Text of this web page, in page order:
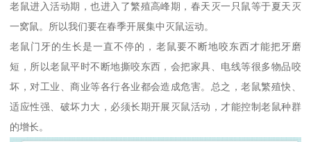
老鼠进入活动期，也进入了繁殖高峰期，春天灭一只鼠等于夏天灭
一窝鼠。所以我们要在春季开展集中灭鼠运动。
老鼠门牙的生长是一直不停的，老鼠要不断地咬东西才能把牙磨
短，所以老鼠平时不断地撕咬东西，会把家具、电线等很多物品咬
坏，对工业、商业等各行各业都会造成危害。总之，老鼠繁殖快、
适应性强、破坏力大，必须长期开展灭鼠活动，才能控制老鼠种群
的增长。